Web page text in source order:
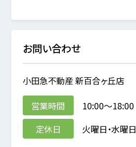
お問い合わせ
小田急不動産 新百合ヶ丘店
営業時間
10:00～18:00
定休日
火曜日・水曜日